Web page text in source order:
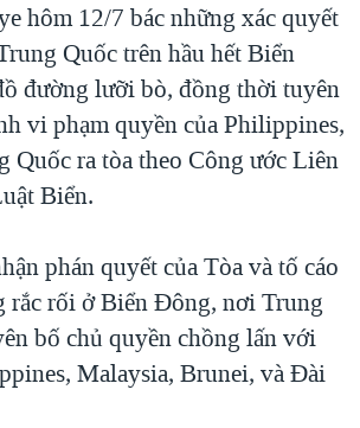
hôm 12/7 bác những xác quyết
Quốc trên hầu hết Biển
đường lưỡi bò, đồng thời tuyên
vi phạm quyền của Philippines,
Quốc ra tòa theo Công ước Liên
Biển.
phán quyết của Tòa và tố cáo
rắc rối ở Biển Đông, nơi Trung
bố chủ quyền chồng lấn với
Malaysia, Brunei, và Đài